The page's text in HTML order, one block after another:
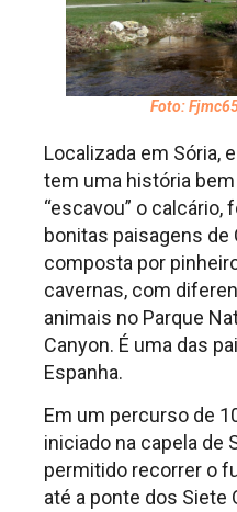
Foto:
Localizada em Sória,
tem uma história bem
“escavou” o calcário,
bonitas paisagens de
composta por
cavernas, com
animais no Parque
Canyon. É uma das
Espanha.
Em um percurso de
iniciado na capela de
permitido recorrer o
até a ponte dos Siete